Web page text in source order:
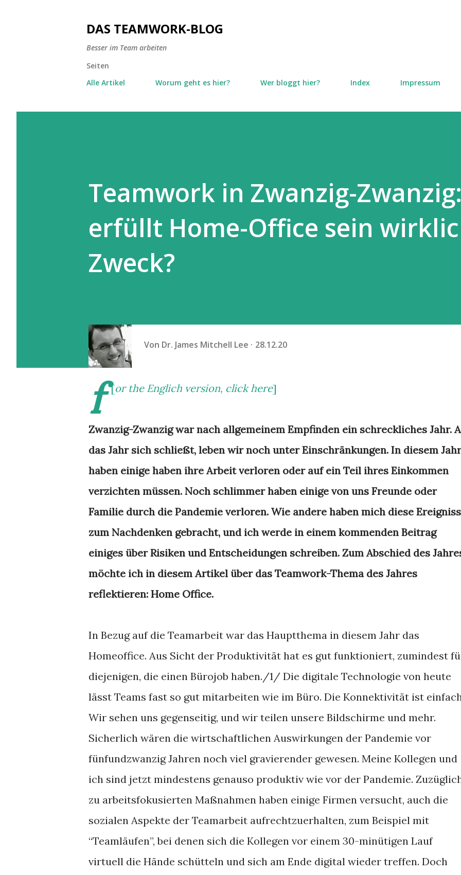
DAS TEAMWORK-BLOG
Besser im Team arbeiten
Seiten
Alle Artikel
Worum geht es hier? Wer bloggt hier? Index Impressum
Teamwork in Zwanzig-
erfüllt Home-Office sein
Zweck?
Von Dr. James Mitchell Lee 28.12.20
[
f or the Englich version, click here]
Zwanzig-Zwanzig war nach allgemeinem Empfinden ein schreckliches Jahr.
das Jahr sich schließt, leben wir noch unter Einschränkungen. In diesem Jahr
haben einige haben ihre Arbeit verloren oder auf ein Teil ihres Einkommen
verzichten müssen. Noch schlimmer haben einige von uns Freunde oder
Familie durch die Pandemie verloren. Wie andere haben mich diese
zum Nachdenken gebracht, und ich werde in einem kommenden Beitrag
einiges über Risiken und Entscheidungen schreiben. Zum Abschied des
möchte ich in diesem Artikel über das Teamwork-Thema des Jahres
reflektieren: Home Office.
In Bezug auf die Teamarbeit war das Hauptthema in diesem Jahr das
Homeoffice. Aus Sicht der Produktivität hat es gut funktioniert, zumindest
diejenigen, die einen Bürojob haben./1/ Die digitale Technologie von heute
lässt Teams fast so gut mitarbeiten wie im Büro. Die Konnektivität ist
Wir sehen uns gegenseitig, und wir teilen unsere Bildschirme und mehr.
Sicherlich wären die wirtschaftlichen Auswirkungen der Pandemie vor
fünfundzwanzig Jahren noch viel gravierender gewesen. Meine Kollegen und
ich sind jetzt mindestens genauso produktiv wie vor der Pandemie.
zu arbeitsfokusierten Maßnahmen haben einige Firmen versucht, auch die
sozialen Aspekte der Teamarbeit aufrechtzuerhalten, zum Beispiel mit
“Teamläufen”, bei denen sich die Kollegen vor einem 30-minütigen Lauf
virtuell die Hände schütteln und sich am Ende digital wieder treffen. Doch